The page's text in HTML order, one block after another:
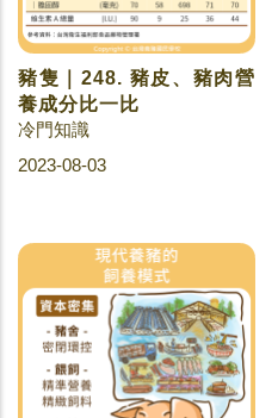
豬隻｜248. 豬皮、豬肉營
養成分比一比
冷門知識
2023-08-03